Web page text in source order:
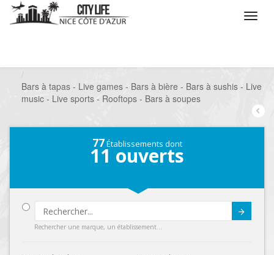
Bars à tapas - Live games - Bars à bière - Bars à sushis - Live
music - Live sports - Rooftops - Bars à soupes
77Établissements dont
11 ouverts
Rechercher une marque, un établissement...